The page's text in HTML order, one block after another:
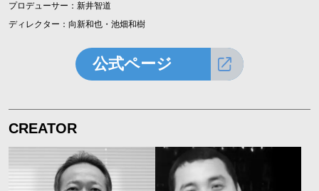
プロデューサー：新井智道
ディレクター：向新和也・池畑和樹
公式ページ
CREATOR